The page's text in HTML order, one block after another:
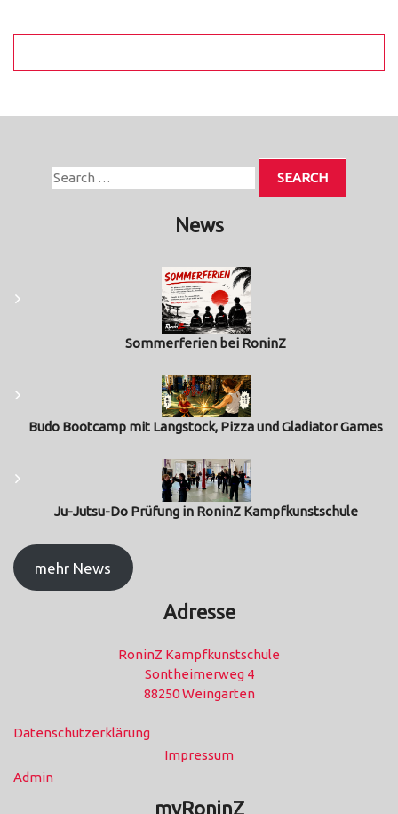
News
Sommerferien bei RoninZ
Budo Bootcamp mit Langstock, Pizza und Gladiator Games
Ju-Jutsu-Do Prüfung in RoninZ Kampfkunstschule
mehr News
Adresse
RoninZ Kampfkunstschule
Sontheimerweg 4
88250 Weingarten
Datenschutzerklärung
Impressum
Admin
myRoninZ